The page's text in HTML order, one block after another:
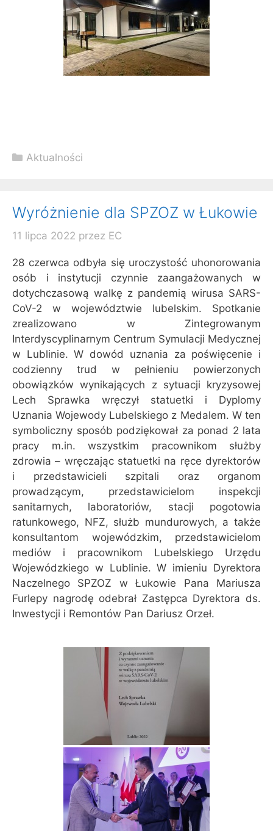
Kategorie
Aktualności
Wyróżnienie dla SPZOZ w Łukowie
11 lipca 2022 przez EC
28 czerwca odbyła się uroczystość uhonorowania
osób i instytucji czynnie zaangażowanych w
dotychczasową walkę z pandemią wirusa SARS-
CoV-2 w województwie lubelskim. Spotkanie
zrealizowano w Zintegrowanym
Interdyscyplinarnym Centrum Symulacji Medycznej
w Lublinie. W dowód uznania za poświęcenie i
codzienny trud w pełnieniu powierzonych
obowiązków wynikających z sytuacji kryzysowej
Lech Sprawka wręczył statuetki i Dyplomy
Uznania Wojewody Lubelskiego z Medalem. W ten
symboliczny sposób podziękował za ponad 2 lata
pracy m.in. wszystkim pracownikom służby
zdrowia – wręczając statuetki na ręce dyrektorów
i przedstawicieli szpitali oraz organom
prowadzącym, przedstawicielom inspekcji
sanitarnych, laboratoriów, stacji pogotowia
ratunkowego, NFZ, służb mundurowych, a także
konsultantom wojewódzkim, przedstawicielom
mediów i pracownikom Lubelskiego Urzędu
Wojewódzkiego w Lublinie. W imieniu Dyrektora
Naczelnego SPZOZ w Łukowie Pana Mariusza
Furlepy nagrodę odebrał Zastępca Dyrektora ds.
Inwestycji i Remontów Pan Dariusz Orzeł.